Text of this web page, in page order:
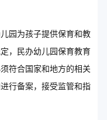
园为孩子提供保育和教
，民办幼儿园保育教育
符合国家和地方的相关
行备案，接受监管和指